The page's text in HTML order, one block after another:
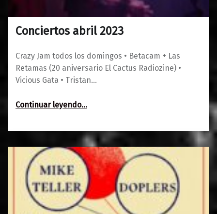
Conciertos abril 2023
Crazy Jam todos los domingos • Betacam + Las
Retamas (20 aniversario El Cactus Radiozine) •
Vicious Gata • Tristan…
Continuar leyendo…
23/03/2023
0
Maravillas